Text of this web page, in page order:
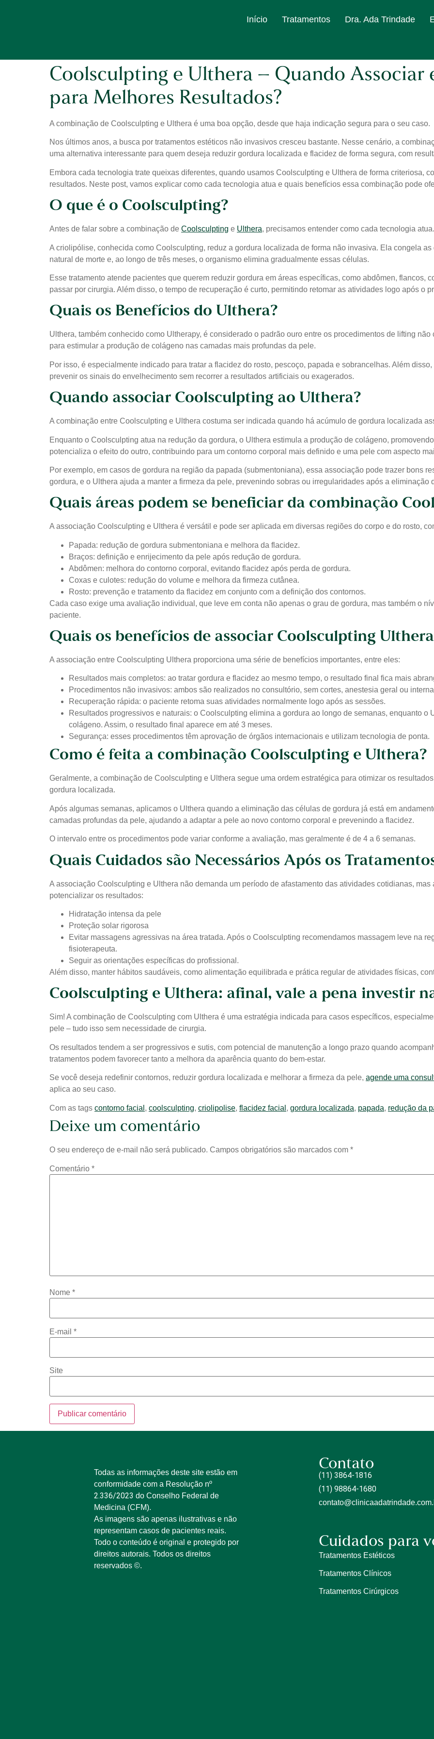
Início Tratamentos Dra. Ada Trindade
Coolsculpting e Ulthera – Quando Associar
para Melhores Resultados?
A combinação de Coolsculpting e Ulthera é uma boa opção, desde que haja indicação segura para o seu caso.
Nos últimos anos, a busca por tratamentos estéticos não invasivos cresceu bastante. Nesse cenário, a
uma alternativa interessante para quem deseja reduzir gordura localizada e flacidez de forma segura, com
Embora cada tecnologia trate queixas diferentes, quando usamos Coolsculpting e Ulthera de forma criteriosa,
resultados. Neste post, vamos explicar como cada tecnologia atua e quais benefícios essa combinação pode
O que é o Coolsculpting?
Antes de falar sobre a combinação de Coolsculpting e Ulthera, precisamos entender como cada tecnologia atua.
A criolipólise, conhecida como Coolsculpting, reduz a gordura localizada de forma não invasiva. Ela congela
natural de morte e, ao longo de três meses, o organismo elimina gradualmente essas células.
Esse tratamento atende pacientes que querem reduzir gordura em áreas específicas, como abdômen, flancos,
passar por cirurgia. Além disso, o tempo de recuperação é curto, permitindo retomar as atividades logo após o
Quais os Benefícios do Ulthera?
Ulthera, também conhecido como Ultherapy, é considerado o padrão ouro entre os procedimentos de lifting
para estimular a produção de colágeno nas camadas mais profundas da pele.
Por isso, é especialmente indicado para tratar a flacidez do rosto, pescoço, papada e sobrancelhas. Além
prevenir os sinais do envelhecimento sem recorrer a resultados artificiais ou exagerados.
Quando associar Coolsculpting ao Ulthera?
A combinação entre Coolsculpting e Ulthera costuma ser indicada quando há acúmulo de gordura localizada
Enquanto o Coolsculpting atua na redução da gordura, o Ulthera estimula a produção de colágeno,
potencializa o efeito do outro, contribuindo para um contorno corporal mais definido e uma pele com aspecto
Por exemplo, em casos de gordura na região da papada (submentoniana), essa associação pode trazer bons
gordura, e o Ulthera ajuda a manter a firmeza da pele, prevenindo sobras ou irregularidades após a eliminação
Quais áreas podem se beneficiar da combinação
A associação Coolsculpting e Ulthera é versátil e pode ser aplicada em diversas regiões do corpo e do rosto,
Papada: redução de gordura submentoniana e melhora da flacidez.
Braços: definição e enrijecimento da pele após redução de gordura.
Abdômen: melhora do contorno corporal, evitando flacidez após perda de gordura.
Coxas e culotes: redução do volume e melhora da firmeza cutânea.
Rosto: prevenção e tratamento da flacidez em conjunto com a definição dos contornos.
Cada caso exige uma avaliação individual, que leve em conta não apenas o grau de gordura, mas também o
paciente.
Quais os benefícios de associar Coolsculpting
A associação entre Coolsculpting Ulthera proporciona uma série de benefícios importantes, entre eles:
Resultados mais completos: ao tratar gordura e flacidez ao mesmo tempo, o resultado final fica mais
Procedimentos não invasivos: ambos são realizados no consultório, sem cortes, anestesia geral ou
Recuperação rápida: o paciente retoma suas atividades normalmente logo após as sessões.
Resultados progressivos e naturais: o Coolsculpting elimina a gordura ao longo de semanas, enquanto o
colágeno. Assim, o resultado final aparece em até 3 meses.
Segurança: esses procedimentos têm aprovação de órgãos internacionais e utilizam tecnologia de ponta.
Como é feita a combinação Coolsculpting e Ulthera?
Geralmente, a combinação de Coolsculpting e Ulthera segue uma ordem estratégica para otimizar os
gordura localizada.
Após algumas semanas, aplicamos o Ulthera quando a eliminação das células de gordura já está em
camadas profundas da pele, ajudando a adaptar a pele ao novo contorno corporal e prevenindo a flacidez.
O intervalo entre os procedimentos pode variar conforme a avaliação, mas geralmente é de 4 a 6 semanas.
Quais Cuidados são Necessários Após os
A associação Coolsculpting e Ulthera não demanda um período de afastamento das atividades cotidianas,
potencializar os resultados:
Hidratação intensa da pele
Proteção solar rigorosa
Evitar massagens agressivas na área tratada. Após o Coolsculpting recomendamos massagem leve na
fisioterapeuta.
Seguir as orientações específicas do profissional.
Além disso, manter hábitos saudáveis, como alimentação equilibrada e prática regular de atividades físicas,
Coolsculpting e Ulthera: afinal, vale a pena investir
Sim! A combinação de Coolsculpting com Ulthera é uma estratégia indicada para casos específicos,
pele – tudo isso sem necessidade de cirurgia.
Os resultados tendem a ser progressivos e sutis, com potencial de manutenção a longo prazo quando
tratamentos podem favorecer tanto a melhora da aparência quanto do bem-estar.
Se você deseja redefinir contornos, reduzir gordura localizada e melhorar a firmeza da pele, agende uma
aplica ao seu caso.
Com as tags contorno facial , coolsculpting, criolipolise, flacidez facial , gordura localizada, papada, redução da
Deixe um comentário
O seu endereço de e-mail não será publicado. Campos obrigatórios são marcados com *
Comentário *
Nome *
E-mail *
Site
Todas as informações deste site estão em
conformidade com a Resolução nº
2.336/2023 do Conselho Federal de
Medicina (CFM).
As imagens são apenas ilustrativas e não
representam casos de pacientes reais.
Todo o conteúdo é original e protegido por
direitos autorais. Todos os direitos
reservados ©.
Contato
(11) 3864-1816
(11) 98864-1680
Cuidados para
Tratamentos Estéticos
Tratamentos Clínicos
Tratamentos Cirúrgicos